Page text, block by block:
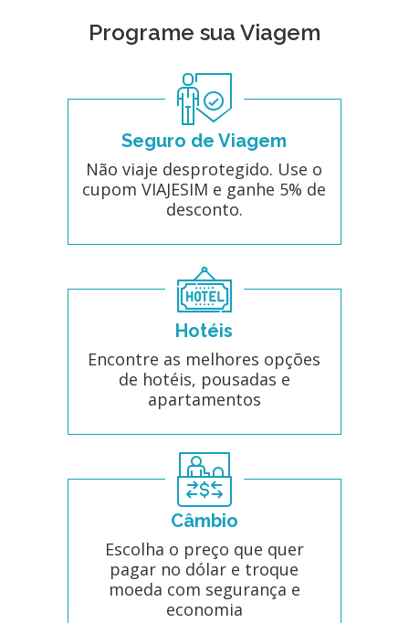
Programe sua Viagem
Seguro de Viagem
Não viaje desprotegido. Use o
cupom VIAJESIM e ganhe 5% de
desconto.
Hotéis
Encontre as melhores opções
de hotéis, pousadas e
apartamentos
Câmbio
Escolha o preço que quer
pagar no dólar e troque
moeda com segurança e
economia